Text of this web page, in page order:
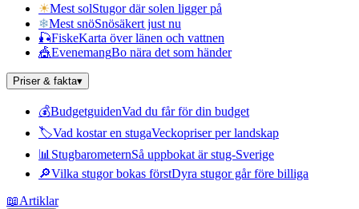
☀Mest solStugor där solen ligger på
❄Mest snöSnösäkert just nu
🎣FiskeKarta över länen och vattnen
🎪EvenemangBo nära det som händer
Priser & fakta▾
💰BudgetguidenVad du får för din budget
🏷Vad kostar en stugaVeckopriser per landskap
📊 StugbarometernSå uppbokat är stug-Sverige
🔎Vilka stugor bokas förstDyra stugor går före billiga
📖Artiklar